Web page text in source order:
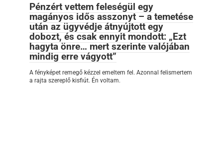
Pénzért vettem feleségül egy
magányos idős asszonyt – a temetése
után az ügyvédje átnyújtott egy
dobozt, és csak ennyit mondott: „Ezt
hagyta önre… mert szerinte valójában
mindig erre vágyott”
A fényképet remegő kézzel emeltem fel. Azonnal felismertem
a rajta szereplő kisfiút. Én voltam.